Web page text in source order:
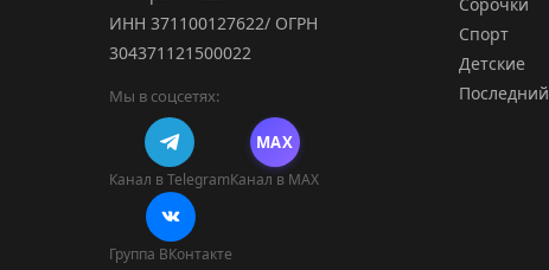
ИНН 371100127622/ ОГРН
304371121500022
Мы в соцсетях:
Канал в Telegram
MAX
Канал в MAX
Группа ВКонтакте
Спорт
Детские